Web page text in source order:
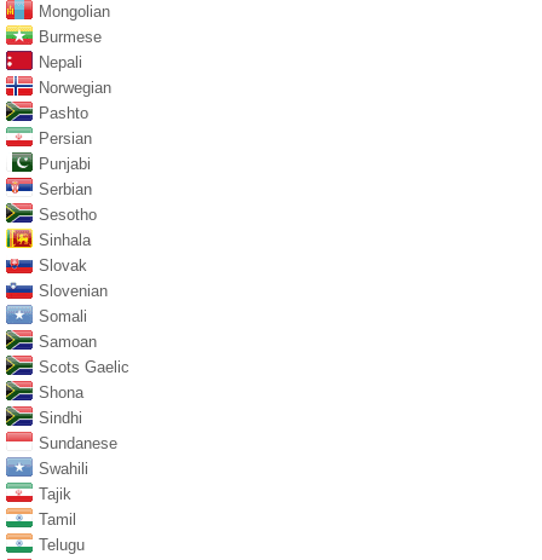
Mongolian
Burmese
Nepali
Norwegian
Pashto
Persian
Punjabi
Serbian
Sesotho
Sinhala
Slovak
Slovenian
Somali
Samoan
Scots Gaelic
Shona
Sindhi
Sundanese
Swahili
Tajik
Tamil
Telugu